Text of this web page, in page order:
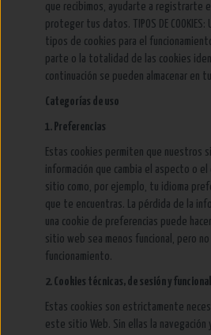
que recibimos, ayudarte a registrarte
proteger tus datos. TIPOS DE
tipos de cookies para el
parte o la totalidad de las cookies
continuación se pueden almacenar en
Categorías de uso
1. Preferencias
Estas cookies permiten que nuestros
información que cambia el aspecto o
sitio como, por ejemplo, tu idioma
que te encuentras. La pérdida de la
una cookie de preferencias puede
sitio web sea menos funcional, pero
funcionamiento.
2. Cookies técnicas, de sesión y
Estas cookies son estrictamente
este sitio Web. Sin ellas la navegación